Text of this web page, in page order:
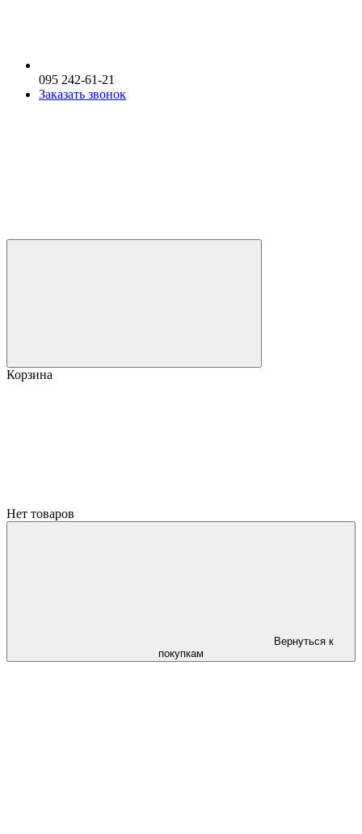
095 242-61-21
Заказать звонок
Корзина
Нет товаров
Вернуться к
покупкам